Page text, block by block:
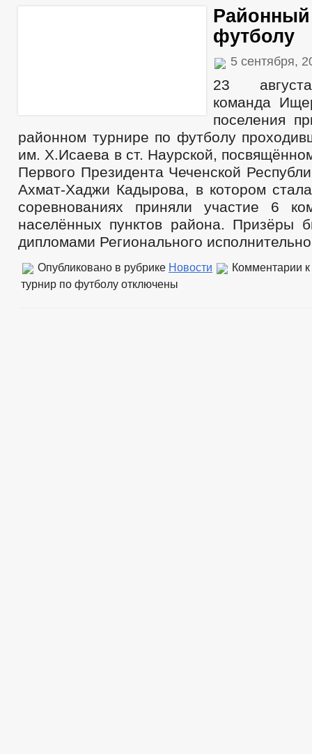
футболу
5 сентября,
23
команда
поселения
районном турнире по футболу
им. Х.Исаева в ст. Наурской,
Первого Президента Чеченской
Ахмат-Хаджи Кадырова, в котором
соревнованиях приняли участие 6
населённых пунктов района. Призёры
дипломами Регионального
Опубликовано в рубрике Новости Комментарии
турнир по футболу отключены